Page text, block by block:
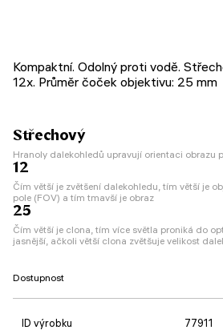
Kompaktní. Odolný proti vodě.
12x. Průměr čoček objektivu: 25 mm
Střechový
Hranoly dalekohledů upravují orientaci obrazu
12
Čím větší je zvětšení dalekohledu, tím větší je
pole (FOV) a tím tmavší je obraz
25
Čím větší je clona, tím více světla proniká do
jasnější, ačkoli větší clona zvětšuje velikost
Dostupnost
ID výrobku
77911